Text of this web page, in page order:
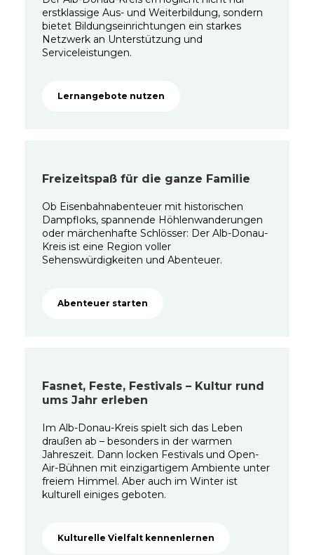
erstklassige Aus- und Weiterbildung, sondern
bietet Bildungseinrichtungen ein starkes
Netzwerk an Unterstützung und
Serviceleistungen.
Lernangebote nutzen
Freizeitspaß für die ganze Familie
Ob Eisenbahnabenteuer mit historischen
Dampfloks, spannende Höhlenwanderungen
oder märchenhafte Schlösser: Der Alb-Donau-
Kreis ist eine Region voller
Sehenswürdigkeiten und Abenteuer.
Abenteuer starten
Fasnet, Feste, Festivals – Kultur rund
ums Jahr erleben
Im Alb-Donau-Kreis spielt sich das Leben
draußen ab – besonders in der warmen
Jahreszeit. Dann locken Festivals und Open-
Air-Bühnen mit einzigartigem Ambiente unter
freiem Himmel. Aber auch im Winter ist
kulturell einiges geboten.
Kulturelle Vielfalt kennenlernen